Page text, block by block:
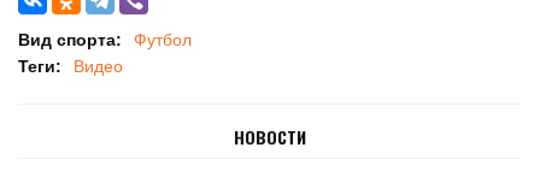
Вид спорта:
Футбол
Теги:
Видео
НОВОСТИ